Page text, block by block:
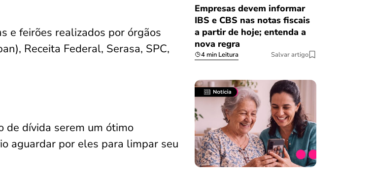
e feirões realizados por órgãos
Receita Federal, Serasa, SPC,
de dívida serem um ótimo
aguardar por eles para limpar seu
Empresas devem informar
IBS e CBS nas notas fiscais
a partir de hoje; entenda a
nova regra
4 min Leitura Salvar artigo